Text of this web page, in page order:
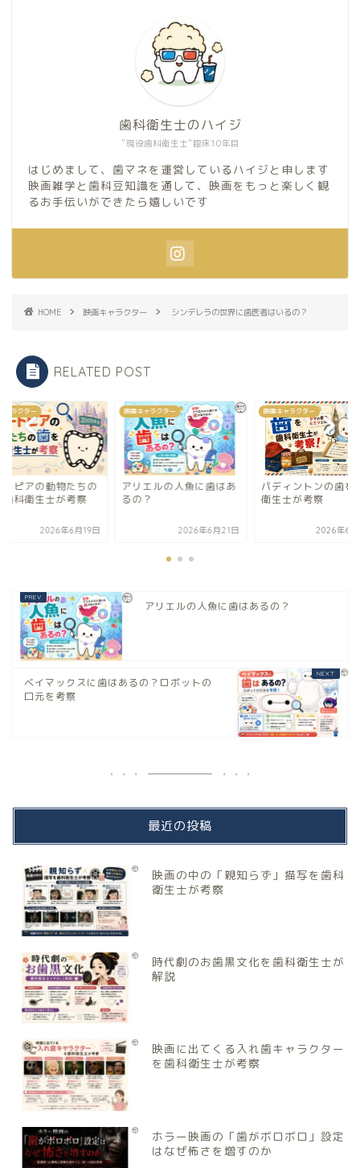
"現役歯科衛生士"臨床10年目
歯科衛生士のハイジ
はじめまして、歯マネを運営しているハイジと申します
映画雑学と歯科豆知識を通して、映画をもっと楽しく観
るお手伝いができたら嬉しいです
HOME 映画キャラクター シンデレラの世界に歯医者はいるの？
RELATED POST
ャラクター
エルの人魚に歯はあ
？
2026年6月21日
映画キャラクター
パディントンの歯を歯科
衛生士が考察
2026年6月22日
映画キャラクター
ズートピアの動物た
歯を歯科衛生士が考
2026年6
アリエルの人魚に歯はあるの？
ベイマックスに歯はあるの？ロボットの
口元を考察
最近の投稿
映画の中の「親知らず」描写を歯科
衛生士が考察
時代劇のお歯黒文化を歯科衛生士が
解説
映画に出てくる入れ歯キャラクター
を歯科衛生士が考察
ホラー映画の「歯がボロボロ」設定
はなぜ怖さを増すのか